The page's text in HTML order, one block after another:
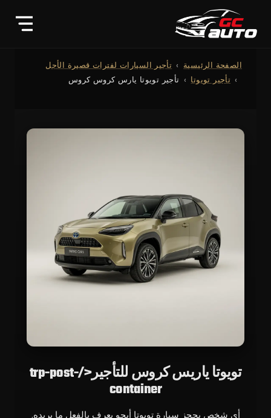
الصفحة الرئيسية
تأجير السيارات لفترات قصيرة الأجل
تأجير تويوتا
تأجير تويوتا يارس كروس كروس
تويوتا ياريس كروس للتأجير</trp-post-
container
أي شخص يحجز سيارة تويوتا أيجو يعرف بالفعل ما يريده.